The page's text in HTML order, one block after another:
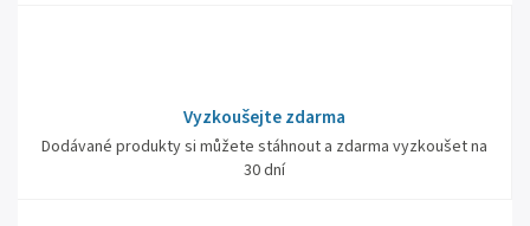
Vyzkoušejte zdarma
Dodávané produkty si můžete stáhnout a zdarma vyzkoušet na
30 dní